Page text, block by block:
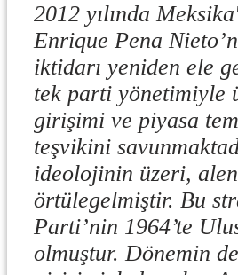
2012 yılında
Enrique Pena
iktidarı yeniden ele
tek parti yönetimiyle
girişimi ve piyasa
teşvikini
ideolojinin üzeri,
örtülegelmiştir. Bu
Parti’nin 1964’te
olmuştur. Dönemin